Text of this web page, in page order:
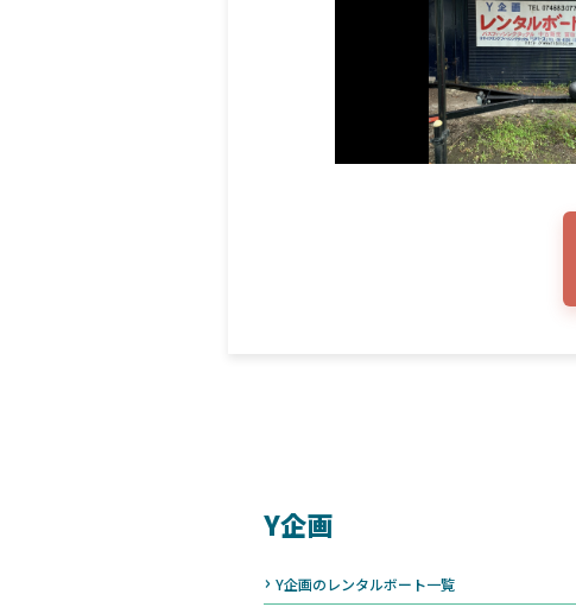
Y企画
Y企画のレンタルボート一覧